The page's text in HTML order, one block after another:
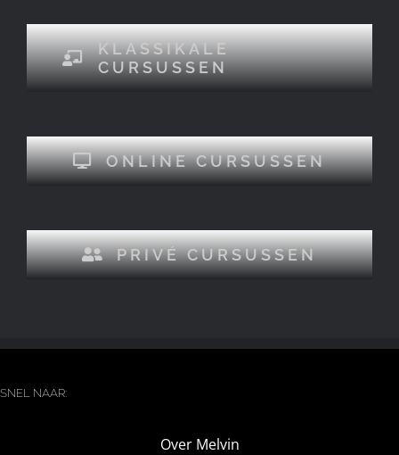
KLASSIKALE
CURSUSSEN
ONLINE CURSUSSEN
PRIVÉ CURSUSSEN
SNEL NAAR:
Over Melvin